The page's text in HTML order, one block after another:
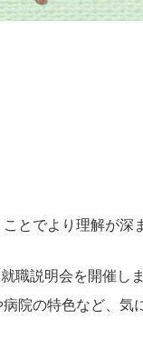
とでより理解が深
職説明会を開催しま
院の特色など、気